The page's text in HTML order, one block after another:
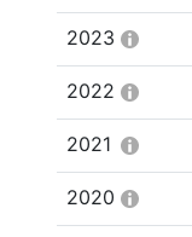
2023
2022
2021
2020